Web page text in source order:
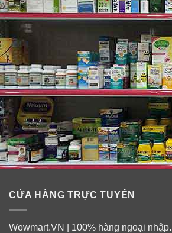
CỬA HÀNG TRỰC TUYẾN
Wowmart.VN | 100% hàng ngoại nhập.